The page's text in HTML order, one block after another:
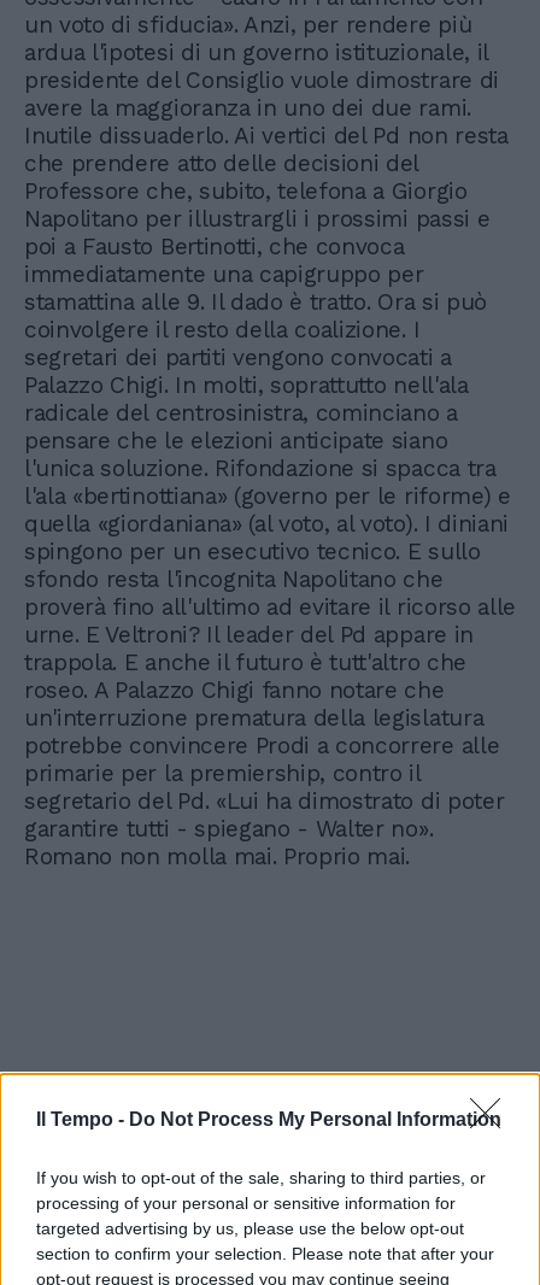
Il Tempo - Do Not Process My Personal Information
If you wish to opt-out of the sale, sharing to third parties, or
processing of your personal or sensitive information for
targeted advertising by us, please use the below opt-out
section to confirm your selection. Please note that after your
opt-out request is processed you may continue seeing
un voto di sfiducia». Anzi, per rendere più
ardua l'ipotesi di un governo istituzionale, il
presidente del Consiglio vuole dimostrare di
avere la maggioranza in uno dei due rami.
Inutile dissuaderlo. Ai vertici del Pd non resta
che prendere atto delle decisioni del
Professore che, subito, telefona a Giorgio
Napolitano per illustrargli i prossimi passi e
poi a Fausto Bertinotti, che convoca
immediatamente una capigruppo per
stamattina alle 9. Il dado è tratto. Ora si può
coinvolgere il resto della coalizione. I
segretari dei partiti vengono convocati a
Palazzo Chigi. In molti, soprattutto nell'ala
radicale del centrosinistra, cominciano a
pensare che le elezioni anticipate siano
l'unica soluzione. Rifondazione si spacca tra
l'ala «bertinottiana» (governo per le riforme) e
quella «giordaniana» (al voto, al voto). I diniani
spingono per un esecutivo tecnico. E sullo
sfondo resta l'incognita Napolitano che
proverà fino all'ultimo ad evitare il ricorso alle
urne. E Veltroni? Il leader del Pd appare in
trappola. E anche il futuro è tutt'altro che
roseo. A Palazzo Chigi fanno notare che
un'interruzione prematura della legislatura
potrebbe convincere Prodi a concorrere alle
primarie per la premiership, contro il
segretario del Pd. «Lui ha dimostrato di poter
garantire tutti - spiegano - Walter no».
Romano non molla mai. Proprio mai.